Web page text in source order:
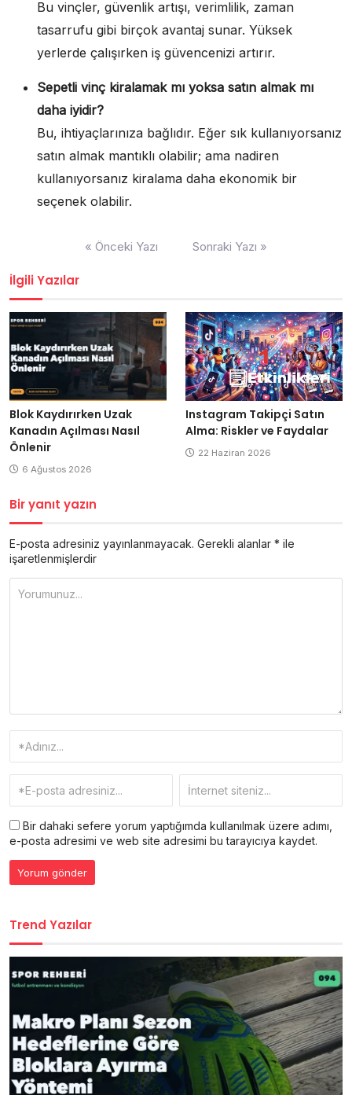
Bu vinçler, güvenlik artışı, verimlilik, zaman
tasarrufu gibi birçok avantaj sunar. Yüksek
yerlerde çalışırken iş güvencenizi artırır.
Sepetli vinç kiralamak mı yoksa satın almak mı
daha iyidir?
Bu, ihtiyaçlarınıza bağlıdır. Eğer sık kullanıyorsanız
satın almak mantıklı olabilir; ama nadiren
kullanıyorsanız kiralama daha ekonomik bir
seçenek olabilir.
« Önceki Yazı Sonraki Yazı »
İlgili Yazılar
Blok Kaydırırken Uzak
Kanadın Açılması Nasıl
Önlenir
6 Ağustos 2026
Instagram Takipçi Satın
Alma: Riskler ve Faydalar
22 Haziran 2026
Bir yanıt yazın
E-posta adresiniz yayınlanmayacak. Gerekli alanlar * ile
işaretlenmişlerdir
Bir dahaki sefere yorum yaptığımda kullanılmak üzere adımı,
e-posta adresimi ve web site adresimi bu tarayıcıya kaydet.
Trend Yazılar